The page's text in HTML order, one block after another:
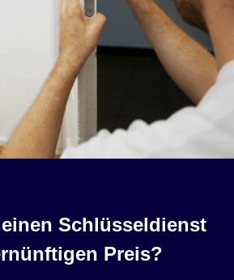
Schlüsseldienst
Preis?